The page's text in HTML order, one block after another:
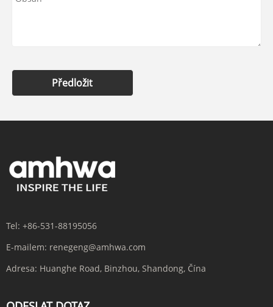
Předložit
Tel: +86-531-88195056
E-mailem: renegeng@amhwa.com
Adresa: Huanghe Road, Binzhou, Shandong, Čína